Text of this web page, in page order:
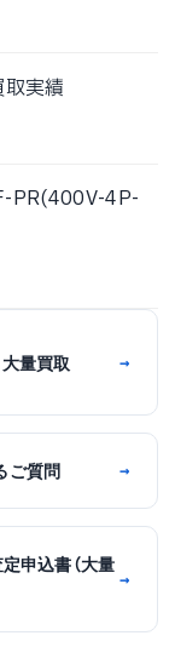
実績
PR(400V-4P-
量買取 →
ご質問 →
申込書（大量
→